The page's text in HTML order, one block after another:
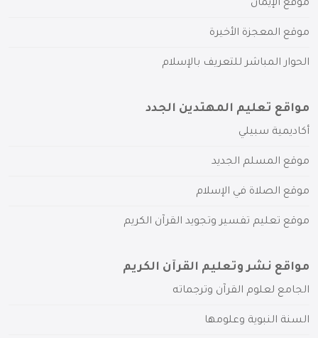
موقع الإيمان
موقع المعجزة الأخيرة
الحوار المباشر للتعريف بالإسلام
مواقع تعليم المهتدين الجدد
أكاديمية سبيلي
موقع المسلم الجديد
موقع الصلاة في الإسلام
موقع تعليم تفسير وتجويد القرآن الكريم
مواقع نشر وتعليم القرآن الكريم
الجامع لعلوم القرآن وترجماته
السنة النبوية وعلومها